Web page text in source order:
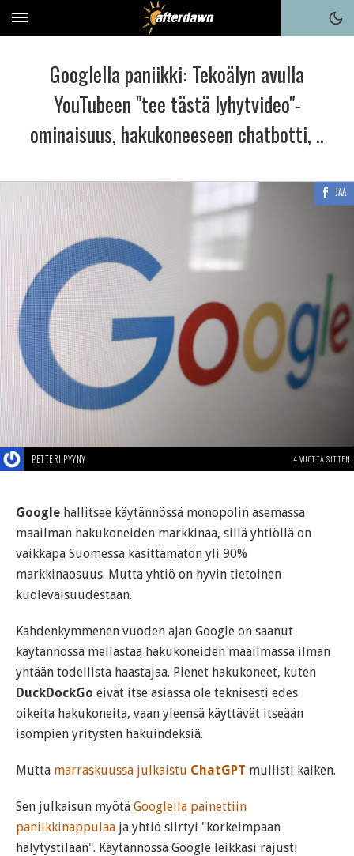
Googlella paniikki: Tekoälyn avulla
YouTubeen "tee tästä lyhytvideo"-
ominaisuus, hakukoneeseen chatbotti, ..
JAA
PETTERI PYYNY 4 VUOTTA SITTEN
Google hallitsee käytännössä monopolin asemassa
maailman hakukoneiden markkinaa, sillä yhtiöllä on
vaikkapa Suomessa käsittämätön yli 90%
markkinaosuus. Mutta yhtiö on hyvin tietoinen
kuolevaisuudestaan.
Kahdenkymmenen vuoden ajan Google on saanut
käytännössä mellastaa hakukoneiden maailmassa ilman
yhtään todellista haastajaa. Pienet hakukoneet, kuten
DuckDockGo eivät itse asiassa ole teknisesti edes
oikeita hakukoneita, vaan yleensä käyttävät itseään
isompien yritysten hakuindeksiä.
Mutta marraskuussa julkaistu ChatGPT mullisti kaiken.
Sen julkaisun myötä Googlella painettiin
paniikkinappulaa ja yhtiö siirtyi "korkeimpaan
hälytystilaan". Käytännössä Google leikkasi rajusti